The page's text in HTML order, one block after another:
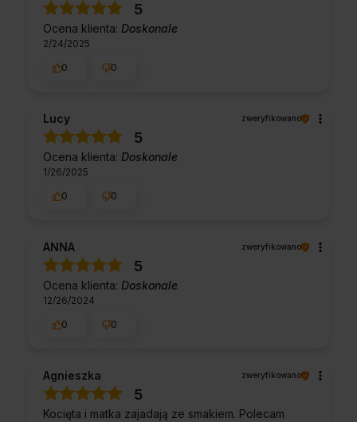
5
Ocena klienta: Doskonale
2/24/2025
0
0
Lucy zweryfikowano
5
Ocena klienta: Doskonale
1/26/2025
0
0
ANNA zweryfikowano
5
Ocena klienta: Doskonale
12/26/2024
0
0
Agnieszka zweryfikowano
5
Kocięta i matka zajadają ze smakiem. Polecam